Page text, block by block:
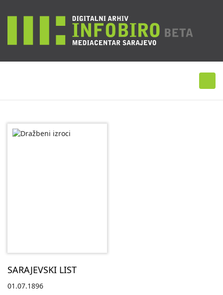
SARAJEVSKI LIST
01.07.1896